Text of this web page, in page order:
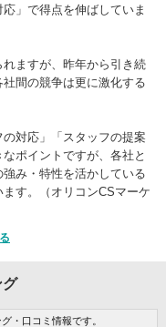
」で得点を伸ばしていま
ますが、昨年から引き続
間の競争は更に激化する
の対応」「スタッフの提案
ポイントですが、各社と
み・特性を活かしている
す。（オリコンCSマーケ
グ
・口コミ情報です。